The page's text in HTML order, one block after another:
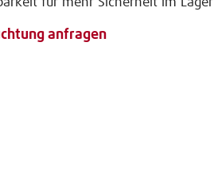
für mehr Sicherheit im Lager
anfragen